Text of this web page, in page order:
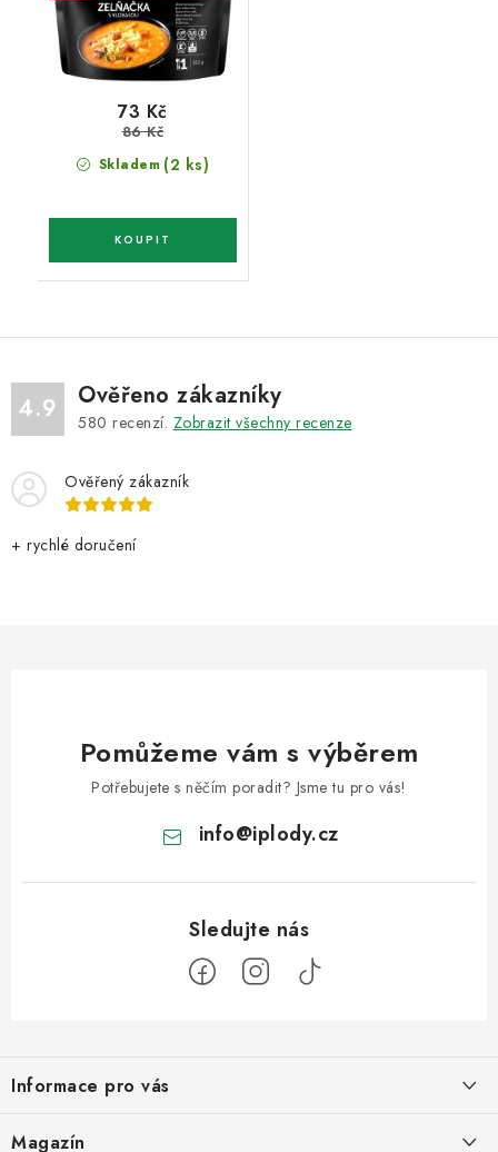
Skladem (2 ks)
73 Kč
86 Kč
4.9 Ověřeno zákazníky
580 recenzí. Zobrazit všechny recenze
Ověřený zákazník
+ rychlé doručení
Pomůžeme vám s výběrem
Potřebujete s něčím poradit? Jsme tu pro vás!
info@iplody.cz
p
a
Informace pro vás
Doprava a platba
Magazín